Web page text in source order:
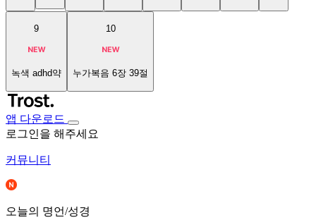
9
녹색 adhd약
10
누가복음 6장 39절
앱 다운로드
로그인을 해주세요
커뮤니티
오늘의 명언/성경